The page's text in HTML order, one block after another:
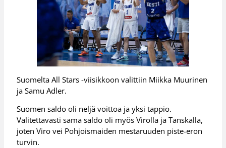
Suomelta All Stars -viisikkoon valittiin Miikka Muurinen
ja Samu Adler.
Suomen saldo oli neljä voittoa ja yksi tappio.
Valitettavasti sama saldo oli myös Virolla ja Tanskalla,
joten Viro vei Pohjoismaiden mestaruuden piste-eron
turvin.